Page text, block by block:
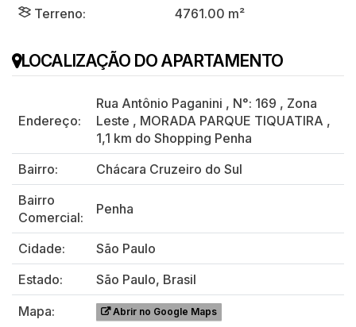
Terreno:
4761.00 m²
LOCALIZAÇÃO DO APARTAMENTO
Endereço:
Rua Antônio Paganini , N°: 169 , Zona
Leste , MORADA PARQUE TIQUATIRA ,
1,1 km do Shopping Penha
Bairro:
Chácara Cruzeiro do Sul
Bairro
Comercial:
Penha
Cidade:
São Paulo
Estado:
São Paulo, Brasil
Mapa:
Abrir no Google Maps